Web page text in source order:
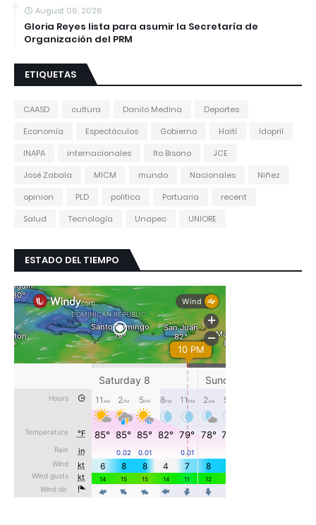
August 06, 2026
Gloria Reyes lista para asumir la Secretaría de
Organización del PRM
ETIQUETAS
CAASD cultura Danilo Medina
Deportes
Economía
Espectáculos Gobierno Haití
Idopril
INAPA
internacionales Ito Bisono
JCE
José Zabala
MICM mundo Nacionales
Niñez
opinion
PLD politica Portuaria
recent
Salud
Tecnología Unapec UNIORE
ESTADO DEL TIEMPO